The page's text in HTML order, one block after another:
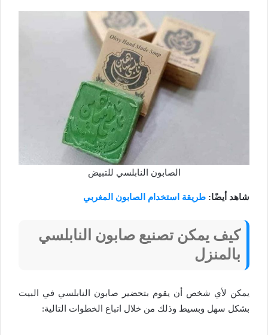
الصابون النابلسي للتبيض
شاهد أيضًا: طريقة استخدام الصابون المغربي
كيف يمكن تصنيع صابون النابلسي
بالمنزل
يمكن لأي شخص أن يقوم بتحضير صابون النابلسي في البيت
بشكل سهل وبسيط وذلك من خلال اتباع الخطوات التالية: